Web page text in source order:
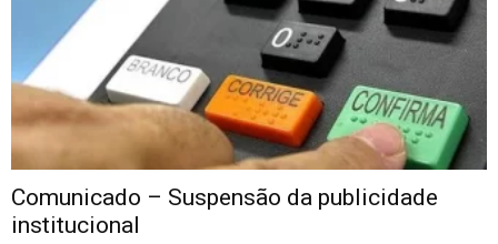
Comunicado – Suspensão da publicidade
institucional